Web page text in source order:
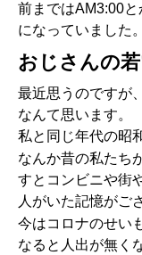
前まではAM3:00
になっていました。
おじさんの
最近思うのですが
なんて思います。
私と同じ年代の昭
なんか昔の私たち
すとコンビニや街
人がいた記憶がご
今はコロナのせい
なると人出が無く